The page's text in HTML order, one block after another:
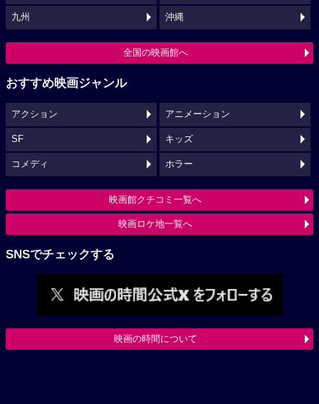
九州 沖縄
全国の映画館へ
おすすめ映画ジャンル
アクション アニメーション
SF キッズ
コメディ ホラー
映画館クチコミ一覧へ
映画ロケ地一覧へ
SNSでチェックする
映画の時間について